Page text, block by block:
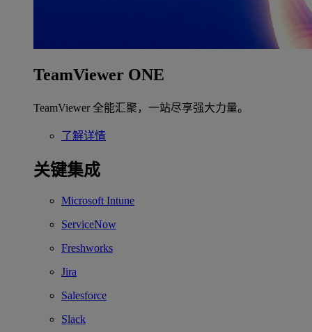
TeamViewer ONE
TeamViewer 全能汇聚，一站尽享强大力量。
了解详情
关键集成
Microsoft Intune
ServiceNow
Freshworks
Jira
Salesforce
Slack